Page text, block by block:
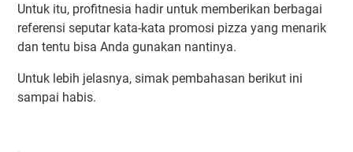
Untuk itu, profitnesia hadir untuk memberikan berbagai
referensi seputar kata-kata promosi pizza yang menarik
dan tentu bisa Anda gunakan nantinya.
Untuk lebih jelasnya, simak pembahasan berikut ini
sampai habis.